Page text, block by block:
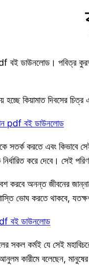
বই ডাউনলোড। পবিত্র
কিয়ামাত দিবসের
pdf বই ডাউনলোড
সতর্ক করতে এবং কিভাবে
করে দেবে। সেই
করবে অনন্ত জীবনের
ভোঘ করতে থাকবে,
বই ডাউনলোড
সকল কর্মই যে সেই
কারীমে বলেছেন, মানুষের